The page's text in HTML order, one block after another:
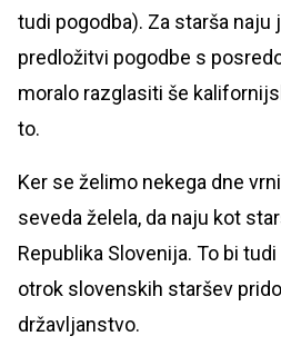
tudi pogodba). Za starša
predložitvi pogodbe s
moralo razglasiti še
to.
Ker se želimo nekega dne
seveda želela, da naju kot
Republika Slovenija. To bi
otrok slovenskih staršev
državljanstvo.